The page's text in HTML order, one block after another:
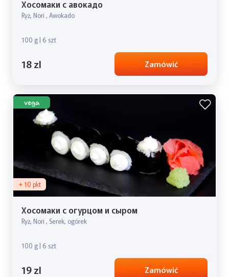
Хосомаки с авокадо
Ryż, Nori , Awokado
100 g | 6 szt
18 zl Zamówić
vega
+ 10 pkt
Хосомаки с огурцом и сыром
Ryż, Nori , Serek, ogórek
100 g | 6 szt
19 zl Zamówić